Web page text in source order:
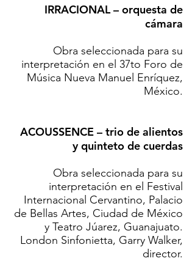
IRRACIONAL – orquesta de
cámara
Obra seleccionada para su
interpretación en el 37to Foro de
Música Nueva Manuel Enríquez,
México.
ACOUSSENCE – trio de alientos
y quinteto de cuerdas
Obra seleccionada para su
interpretación en el Festival
Internacional Cervantino, Palacio
de Bellas Artes, Ciudad de México
y Teatro Júarez, Guanajuato.
London Sinfonietta, Garry Walker,
director.